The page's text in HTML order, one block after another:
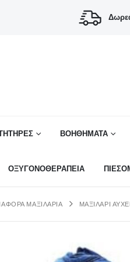
ΒΟΗΘΉΜΑΤΑ
ΟΞΥΓΟΝΟΘΕΡΑΠΕΙΑ
ΜΑΞΙΛΆΡΙΑ ΜΑΞΙΛΆΡΙ